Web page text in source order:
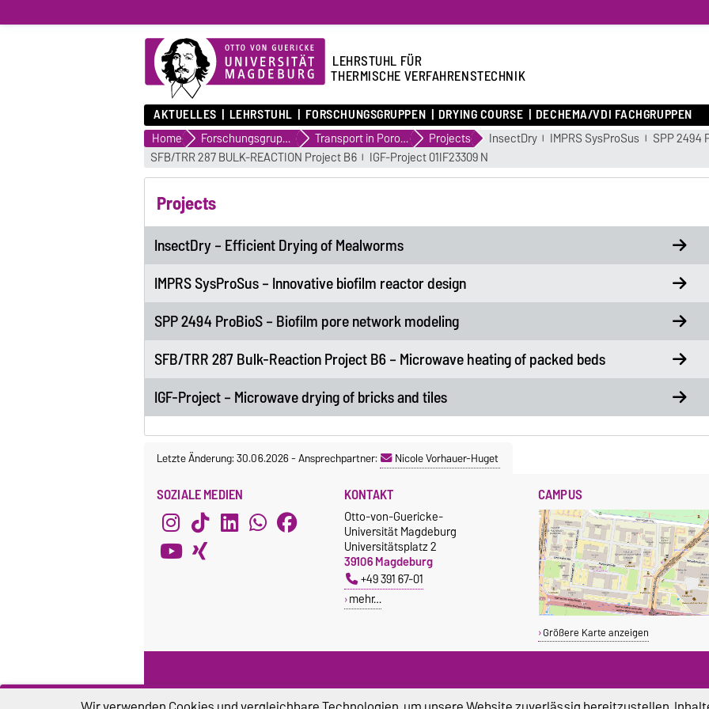
LEHRSTUHL FÜR
THERMISCHE VERFAHRENSTECHNIK
AKTUELLES LEHRSTUHL FORSCHUNGSGRUPPEN DRYING COURSE DECHEMA/VDI FACHGRUPPEN
Home Forschungsgruppen Transport in Porous Media Projects InsectDry IMPRS SysProSus
SPP 2494
SFB/TRR 287 BULK-REACTION Project B6
IGF-Project 01IF23309 N
Projects
InsectDry – Efficient Drying of Mealworms
IMPRS SysProSus – Innovative biofilm reactor design
SPP 2494 ProBioS – Biofilm pore network modeling
SFB/TRR 287 Bulk-Reaction Project B6 – Microwave heating of packed beds
IGF-Project – Microwave drying of bricks and tiles
Letzte Änderung: 30.06.2026-Ansprechpartner: Nicole Vorhauer-Huget
SOZIALE MEDIEN KONTAKT
Otto-von-Guericke-
Universität Magdeburg
Universitätsplatz 2
39106 Magdeburg
+49 391 67-01
mehr…
CAMPUS
Größere Karte anzeigen